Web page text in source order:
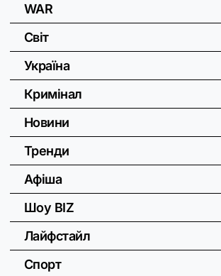
WAR
Світ
Україна
Кримінал
Новини
Тренди
Афіша
Шоу BIZ
Лайфстайл
Спорт